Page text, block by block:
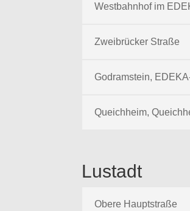
Westbahnhof im
Zweibrücker Straße
Godramstein,
Queichheim,
Lustadt
Obere Hauptstraße